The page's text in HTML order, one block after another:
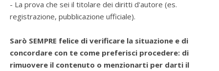
- La prova che sei il titolare dei diritti d'autore (es.
registrazione, pubblicazione ufficiale).
Sarò SEMPRE felice di verificare la situazione e di
concordare con te come preferisci procedere: di
rimuovere il contenuto o menzionarti per darti il